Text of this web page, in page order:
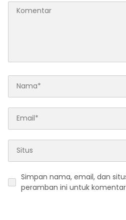
Simpan nama, email, dan
peramban ini untuk